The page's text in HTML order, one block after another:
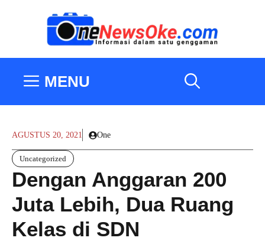
MENU
AGUSTUS 20, 2021 One
Uncategorized
Dengan Anggaran 200
Juta Lebih, Dua Ruang
Kelas di SDN